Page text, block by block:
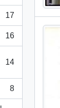
17
16
14
8